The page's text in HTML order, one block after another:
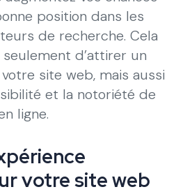
position dans les
de recherche. Cela
d’attirer un
site web, mais aussi
et la notoriété de
ligne.
votre site web